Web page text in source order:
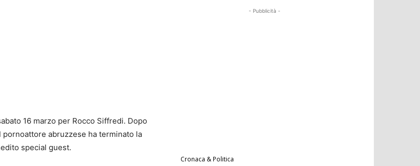
16 marzo per Rocco Siffredi. Dopo
pornoattore abruzzese ha terminato la
special guest.
- Pubblicità -
Cronaca & Politica